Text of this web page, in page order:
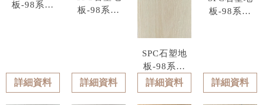
板-98系列
詳細資料
板-98系列
詳細資料
SPC石塑地
板-98系列
型號 : 9806
詳細資料
板-98系列
詳細資料